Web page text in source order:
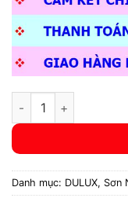
DULUX BETTER
Danh mục: DULUX, Sơn